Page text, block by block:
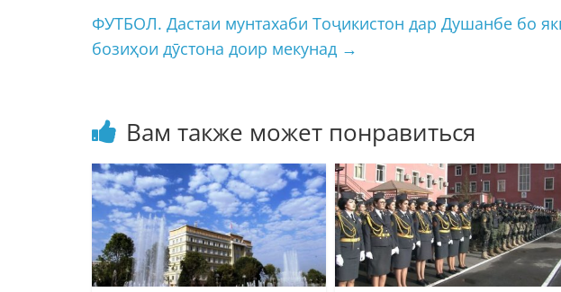
ФУТБОЛ. Дастаи мунтахаби Тоҷикистон дар Душанбе бо
бозиҳои дӯстона доир мекунад →
Вам также может понравиться